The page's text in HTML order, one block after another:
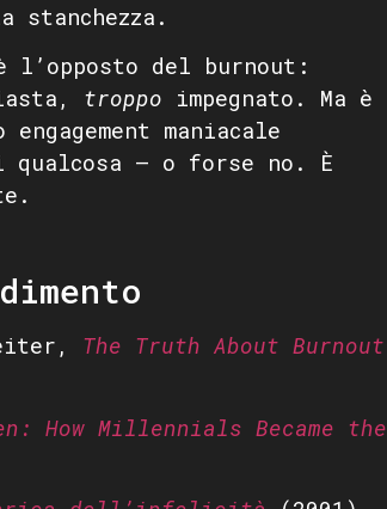
stanchezza.
è l’opposto del burnout:
troppo impegnato. Ma è
maniacale
qualcosa — o forse no. È
The Truth About Burnout
How Millennials Became the